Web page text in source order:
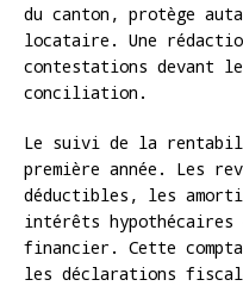
du canton, protège
locataire. Une
contestations devant
conciliation.
Le suivi de la
première année. Les
déductibles, les
intérêts hypothécaires
financier. Cette
les déclarations